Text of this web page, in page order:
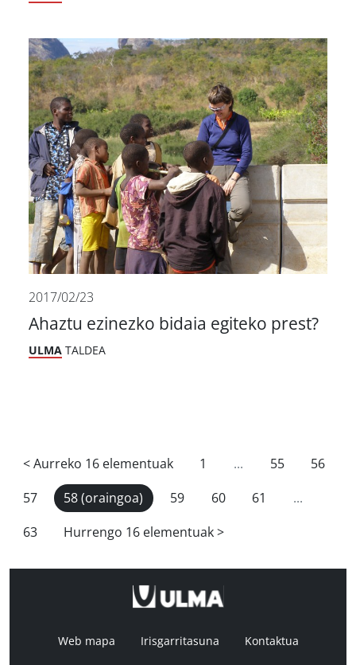
2017/02/23
Ahaztu ezinezko bidaia egiteko prest?
ULMA TALDEA
< Aurreko 16 elementuak 1 ... 55 56
57 58 (oraingoa) 59 60 61 ...
63 Hurrengo 16 elementuak >
Web mapa Irisgarritasuna Kontaktua